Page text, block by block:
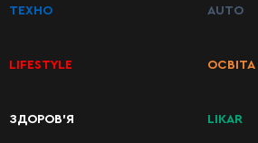
ТЕХНО
LIFESTYLE
ЗДОРОВ’Я
AUTO
ОСВІТА
LIKAR